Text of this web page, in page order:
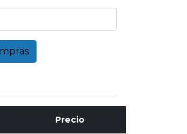
Precio